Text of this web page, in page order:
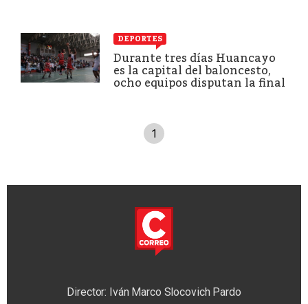
DEPORTES
Durante tres días Huancayo
es la capital del baloncesto,
ocho equipos disputan la final
1
Director: Iván Marco Slocovich Pardo